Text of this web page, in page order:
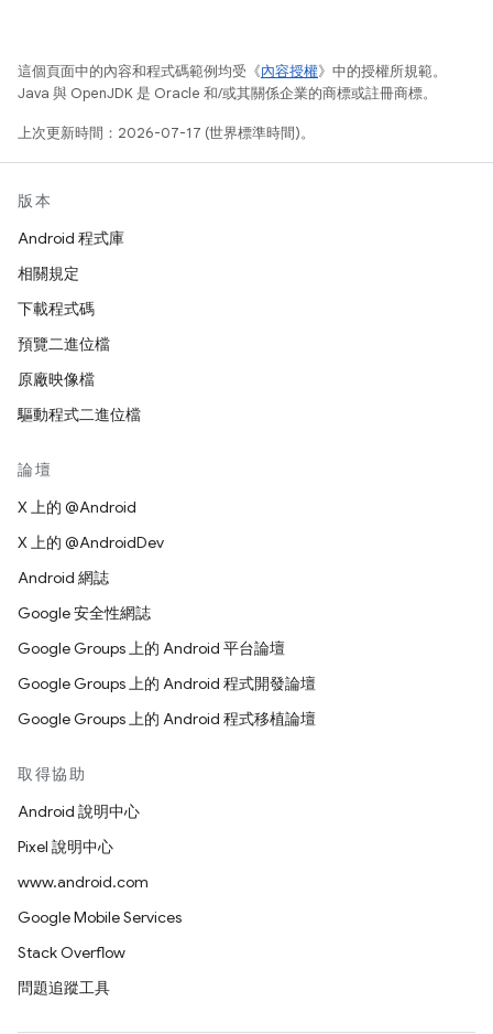
這個頁面中的內容和程式碼範例均受《內容授權》中的授權所規範。
Java 與 OpenJDK 是 Oracle 和/或其關係企業的商標或註冊商標。
上次更新時間：2026-07-17 (世界標準時間)。
版本
Android 程式庫
相關規定
下載程式碼
預覽二進位檔
原廠映像檔
驅動程式二進位檔
論壇
X 上的 @Android
X 上的 @AndroidDev
Android 網誌
Google 安全性網誌
Google Groups 上的 Android 平台論壇
Google Groups 上的 Android 程式開發論壇
Google Groups 上的 Android 程式移植論壇
取得協助
Android 說明中心
Pixel 說明中心
www.android.com
Google Mobile Services
Stack Overflow
問題追蹤工具